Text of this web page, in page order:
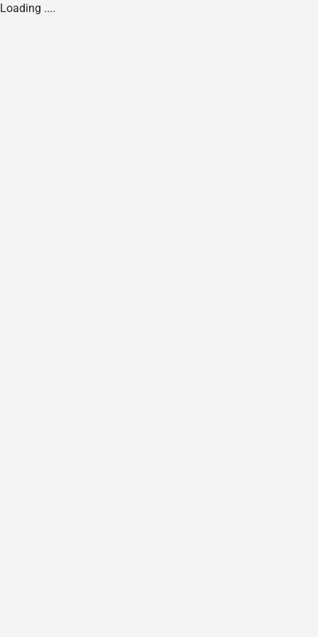
Loading ....